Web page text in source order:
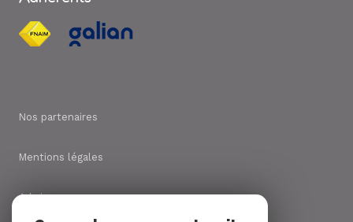
Nos partenaires
Mentions légales
Admin